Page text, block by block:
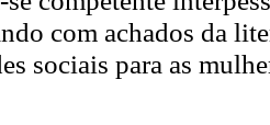
com achados da
sociais para as